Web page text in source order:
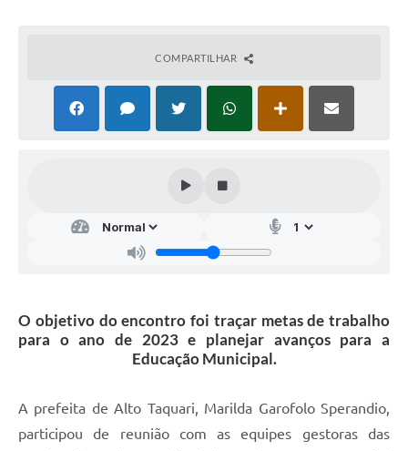
COMPARTILHAR
O objetivo do encontro foi traçar metas de trabalho
para o ano de 2023 e planejar avanços para a
Educação Municipal.
A prefeita de Alto Taquari, Marilda Garofolo Sperandio,
participou de reunião com as equipes gestoras das